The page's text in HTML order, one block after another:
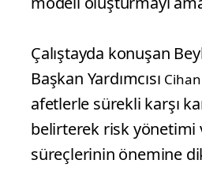
Çalıştayda konuşan
Başkan Yardımcısı
afetlerle sürekli karşı
belirterek risk yönetimi
süreçlerinin önemine